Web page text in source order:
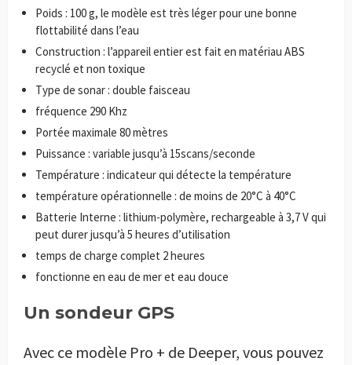
Poids : 100 g, le modèle est très léger pour une bonne
flottabilité dans l’eau
Construction : l’appareil entier est fait en matériau ABS
recyclé et non toxique
Type de sonar : double faisceau
fréquence 290 Khz
Portée maximale 80 mètres
Puissance : variable jusqu’à 15scans/seconde
Température : indicateur qui détecte la température
température opérationnelle : de moins de 20°C à 40°C
Batterie Interne : lithium-polymère, rechargeable à 3,7 V qui
peut durer jusqu’à 5 heures d’utilisation
temps de charge complet 2 heures
fonctionne en eau de mer et eau douce
Un sondeur GPS
Avec ce modèle Pro + de Deeper, vous pouvez